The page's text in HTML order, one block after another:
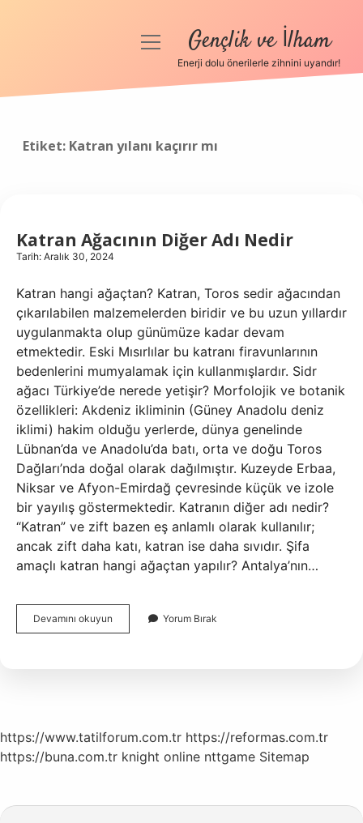
Anasayfa
menüyüGençlik ve İlham
Enerji dolu önerilerle zihnini uyandır!
Etiket: Katran yılanı kaçırır mı
Katran Ağacının Diğer Adı Nedir
Tarih: Aralık 30, 2024
Katran hangi ağaçtan? Katran, Toros sedir ağacından
çıkarılabilen malzemelerden biridir ve bu uzun yıllardır
uygulanmakta olup günümüze kadar devam
etmektedir. Eski Mısırlılar bu katranı firavunlarının
bedenlerini mumyalamak için kullanmışlardır. Sidr
ağacı Türkiye’de nerede yetişir? Morfolojik ve botanik
özellikleri: Akdeniz ikliminin (Güney Anadolu deniz
iklimi) hakim olduğu yerlerde, dünya genelinde
Lübnan’da ve Anadolu’da batı, orta ve doğu Toros
Dağları’nda doğal olarak dağılmıştır. Kuzeyde Erbaa,
Niksar ve Afyon-Emirdağ çevresinde küçük ve izole
bir yayılış göstermektedir. Katranın diğer adı nedir?
“Katran” ve zift bazen eş anlamlı olarak kullanılır;
ancak zift daha katı, katran ise daha sıvıdır. Şifa
amaçlı katran hangi ağaçtan yapılır? Antalya’nın…
Devamını okuyun
Ağacının
Yorum Bırak
https://www.tatilforum.com.tr https://reformas.com.tr
https://buna.com.tr knight online nttgame Sitemap